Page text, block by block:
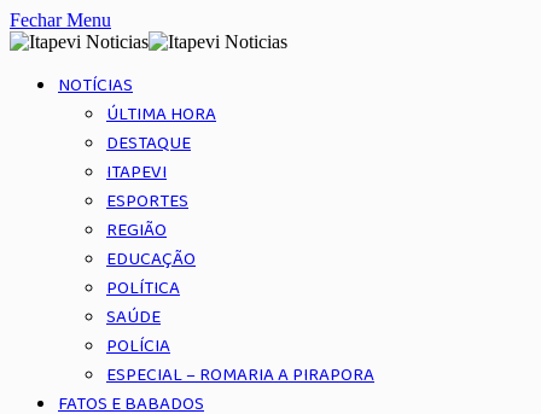
Fechar Menu
NOTÍCIAS
ÚLTIMA HORA
DESTAQUE
ITAPEVI
ESPORTES
REGIÃO
EDUCAÇÃO
POLÍTICA
SAÚDE
POLÍCIA
ESPECIAL – ROMARIA A PIRAPORA
FATOS E BABADOS